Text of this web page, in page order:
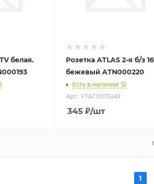
белая.
Розетка ATLAS 2-я б/з
бежевый ATN000220
Есть в наличии: 12
Арт.: УТАГ0070461
345 ₽/шт
1